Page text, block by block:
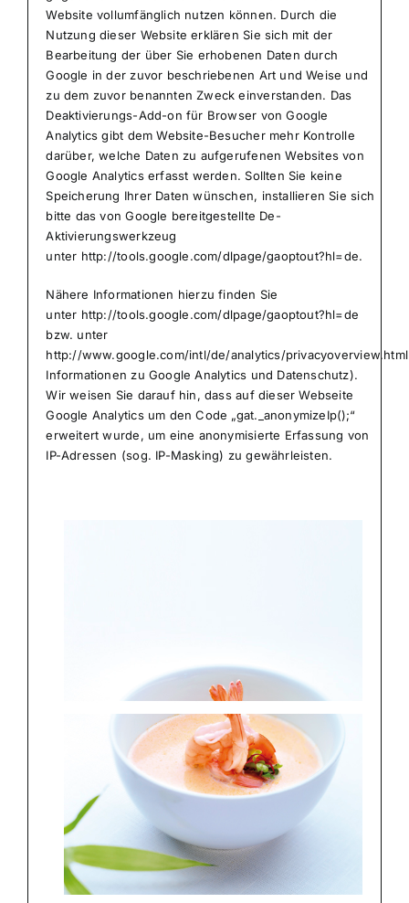
Website vollumfänglich nutzen können. Durch die
Nutzung dieser Website erklären Sie sich mit der
Bearbeitung der über Sie erhobenen Daten durch
Google in der zuvor beschriebenen Art und Weise und
zu dem zuvor benannten Zweck einverstanden. Das
Deaktivierungs-Add-on für Browser von Google
Analytics gibt dem Website-Besucher mehr Kontrolle
darüber, welche Daten zu aufgerufenen Websites von
Google Analytics erfasst werden. Sollten Sie keine
Speicherung Ihrer Daten wünschen, installieren Sie sich
bitte das von Google bereitgestellte De-
Aktivierungswerkzeug
unter http://tools.google.com/dlpage/gaoptout?hl=de.
Nähere Informationen hierzu finden Sie
unter http://tools.google.com/dlpage/gaoptout?hl=de
bzw. unter
http://www.google.com/intl/de/analytics/privacyoverview.html
Informationen zu Google Analytics und Datenschutz).
Wir weisen Sie darauf hin, dass auf dieser Webseite
Google Analytics um den Code „gat._anonymizeIp();“
erweitert wurde, um eine anonymisierte Erfassung von
IP-Adressen (sog. IP-Masking) zu gewährleisten.